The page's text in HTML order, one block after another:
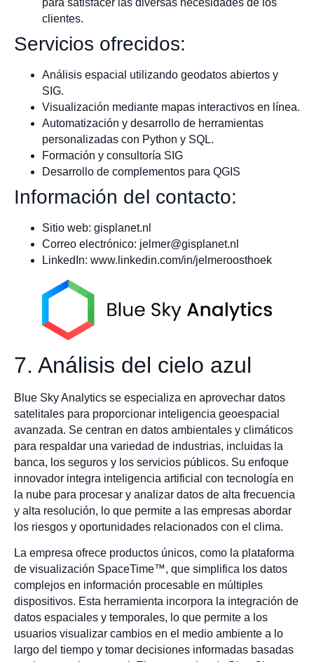
para satisfacer las diversas necesidades de los
clientes.
Servicios ofrecidos:
Análisis espacial utilizando geodatos abiertos y
SIG.
Visualización mediante mapas interactivos en línea.
Automatización y desarrollo de herramientas
personalizadas con Python y SQL.
Formación y consultoría SIG
Desarrollo de complementos para QGIS
Información del contacto:
Sitio web: gisplanet.nl
Correo electrónico: jelmer@gisplanet.nl
LinkedIn: www.linkedin.com/in/jelmeroosthoek
7. Análisis del cielo azul
Blue Sky Analytics se especializa en aprovechar datos
satelitales para proporcionar inteligencia geoespacial
avanzada. Se centran en datos ambientales y climáticos
para respaldar una variedad de industrias, incluidas la
banca, los seguros y los servicios públicos. Su enfoque
innovador integra inteligencia artificial con tecnología en
la nube para procesar y analizar datos de alta frecuencia
y alta resolución, lo que permite a las empresas abordar
los riesgos y oportunidades relacionados con el clima.
La empresa ofrece productos únicos, como la plataforma
de visualización SpaceTime™, que simplifica los datos
complejos en información procesable en múltiples
dispositivos. Esta herramienta incorpora la integración de
datos espaciales y temporales, lo que permite a los
usuarios visualizar cambios en el medio ambiente a lo
largo del tiempo y tomar decisiones informadas basadas